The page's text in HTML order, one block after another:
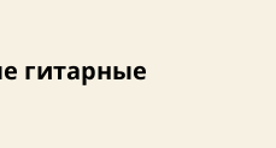
гитарные